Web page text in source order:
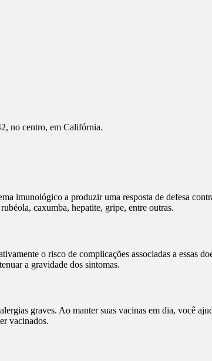
no centro, em Califórnia.
imunológico a produzir uma resposta de defesa
caxumba, hepatite, gripe, entre outras.
o risco de complicações associadas a essas
a gravidade dos sintomas.
graves. Ao manter suas vacinas em dia, você
vacinados.